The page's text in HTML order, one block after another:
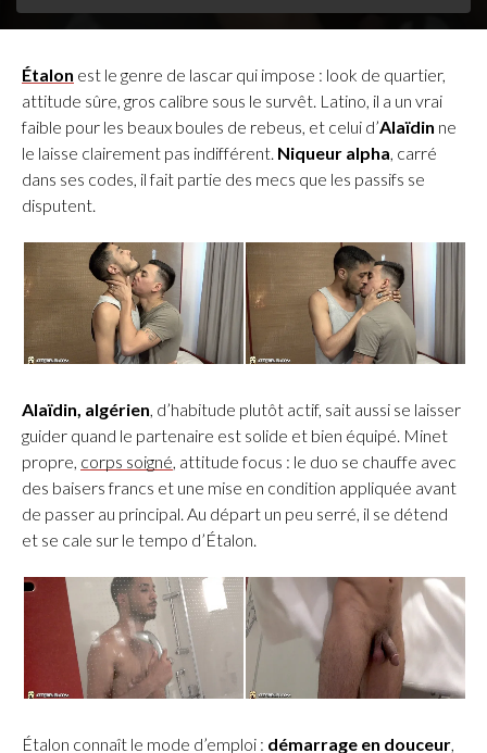
Étalon est le genre de lascar qui impose : look de quartier,
attitude sûre, gros calibre sous le survêt. Latino, il a un vrai
faible pour les beaux boules de rebeus, et celui d’Alaïdin ne
le laisse clairement pas indifférent. Niqueur alpha, carré
dans ses codes, il fait partie des mecs que les passifs se
disputent.
Alaïdin, algérien, d’habitude plutôt actif, sait aussi se laisser
guider quand le partenaire est solide et bien équipé. Minet
propre, corps soigné, attitude focus : le duo se chauffe avec
des baisers francs et une mise en condition appliquée avant
de passer au principal. Au départ un peu serré, il se détend
et se cale sur le tempo d’Étalon.
Étalon connaît le mode d’emploi : démarrage en douceur,